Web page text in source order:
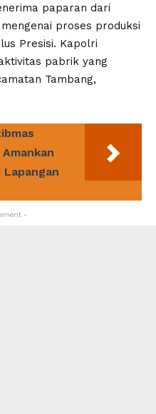
paparan dari
proses produksi
Presisi. Kapolri
pabrik yang
Tambang,
Lapangan
-